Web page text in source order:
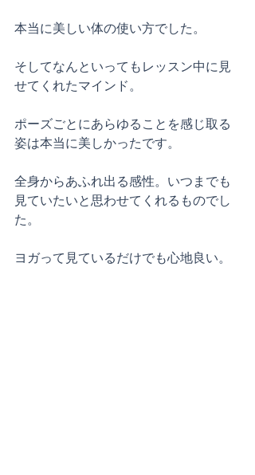
本当に美しい体の使い方でした。
そしてなんといってもレッスン中に見
せてくれたマインド。
ポーズごとにあらゆることを感じ取る
姿は本当に美しかったです。
全身からあふれ出る感性。いつまでも
見ていたいと思わせてくれるものでし
た。
ヨガって見ているだけでも心地良い。